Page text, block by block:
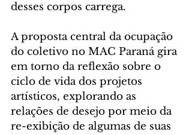
desses corpos carrega.
A proposta central da ocupação
do coletivo no MAC Paraná gira
em torno da reflexão sobre o
ciclo de vida dos projetos
artísticos, explorando as
relações de desejo por meio da
re-exibição de algumas de suas